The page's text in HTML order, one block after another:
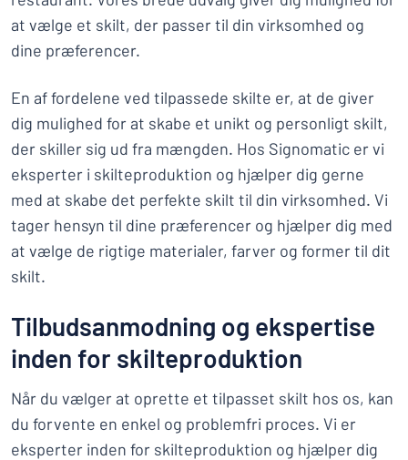
at vælge et skilt, der passer til din virksomhed og
dine præferencer.
En af fordelene ved tilpassede skilte er, at de giver
dig mulighed for at skabe et unikt og personligt skilt,
der skiller sig ud fra mængden. Hos Signomatic er vi
eksperter i skilteproduktion og hjælper dig gerne
med at skabe det perfekte skilt til din virksomhed. Vi
tager hensyn til dine præferencer og hjælper dig med
at vælge de rigtige materialer, farver og former til dit
skilt.
Tilbudsanmodning og ekspertise
inden for skilteproduktion
Når du vælger at oprette et tilpasset skilt hos os, kan
du forvente en enkel og problemfri proces. Vi er
eksperter inden for skilteproduktion og hjælper dig